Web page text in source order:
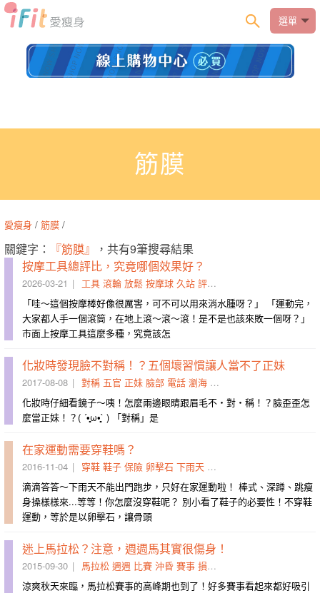
選單
筋膜
愛瘦身 / 筋膜 /
關鍵字： 『筋膜』
，共有9筆搜尋結果
按摩工具總評比，究竟哪個效果好？
2026-03-21 工具 滾輪 放鬆 按摩球 久站 評比
「哇～這個按摩棒好像很厲害，可不可以用來消水腫呀？」 「運動完，
大家都人手一個滾筒，在地上滾～滾～滾！是不是也該來敗一個呀？」
市面上按摩工具這麼多種，究竟該怎
化妝時發現臉不對稱！？五個壞習慣讓人當不了正妹
2017-08-08 對稱 五官 正妹 臉部 電話 瀏海 張力
化妝時仔細看鏡子～咦！怎麼兩邊眼睛跟眉毛不・對・稱！？臉歪歪怎
麼當正妹！？( ´•̥̥̥ω•̥̥̥` ) 「對稱」是
在家運動需要穿鞋嗎？
2016-11-04 穿鞋 鞋子 保險 卵擊石 下雨天 腳後跟
滴滴答答～下雨天不能出門跑步，只好在家運動啦！ 棒式、深蹲、跳瘦
身操樣樣來...等等！你怎麼沒穿鞋呢？ 別小看了鞋子的必要性！不穿鞋
運動，等於是以卵擊石，讓骨頭
迷上馬拉松？注意，週週馬其實很傷身！
2015-09-30 馬拉松 週週 比賽 沖昏 賽事 損傷
涼爽秋天來臨，馬拉松賽事的高峰期也到了！好多賽事看起來都好吸引